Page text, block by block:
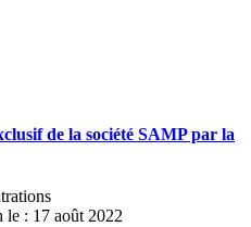
de la société SAMP par la
le : 17 août 2022